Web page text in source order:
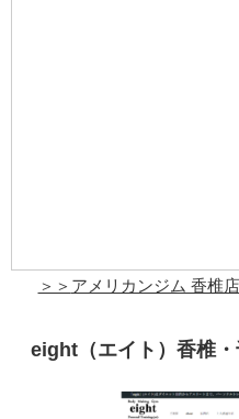
＞＞ アメリカンジム 香椎店
eight（エイト）香椎